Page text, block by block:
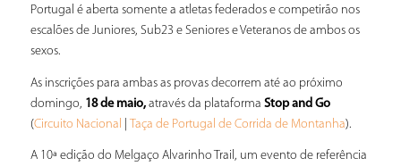
Portugal é aberta somente a atletas federados e competirão nos
escalões de Juniores, Sub23 e Seniores e Veteranos de ambos os
sexos.
As inscrições para ambas as provas decorrem até ao próximo
domingo, 18 de maio,através da plataforma Stop and Go
(Circuito Nacional Taça de Portugal de Corrida de Montanha).
A 10ª edição do Melgaço Alvarinho Trail, um evento de referência